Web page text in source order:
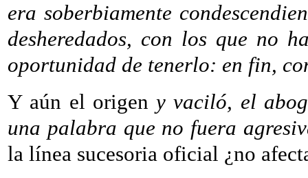
era soberbiamente
desheredados, con los que no
oportunidad de tenerlo: en fin,
Y aún el origen y vaciló, el
una palabra que no fuera
la línea sucesoria oficial ¿no